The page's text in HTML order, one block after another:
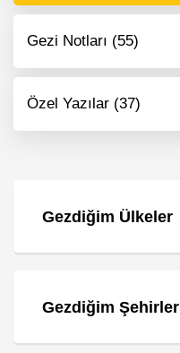
Gezi Notları (55)
Özel Yazılar (37)
Gezdiğim Ülkeler
Gezdiğim Şehirler